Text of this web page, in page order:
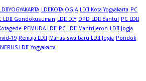
LDIIYOGYAKARTA LDIIKOTAJOGJA LDII Kota Yogyakarta PC
LDII Gondokusuman LDII DIY DPD LDII Bantul
PC LDII
PEMUDA LDII PC LDII Mantrijeron LDII Jogja
19 Remaja LDII Mahasiswa baru LDII Jogja Pondok
LDII Yogyakarta